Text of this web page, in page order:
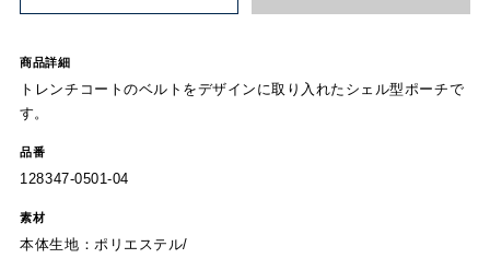
商品詳細
トレンチコートのベルトをデザインに取り入れたシェル型ポーチで
す。
品番
128347-0501-04
素材
本体生地：ポリエステル/